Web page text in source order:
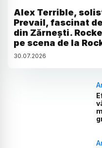
Alex Terrible,
Prevail, fascinat
din Zărnești.
pe scena de la
30.07.2026